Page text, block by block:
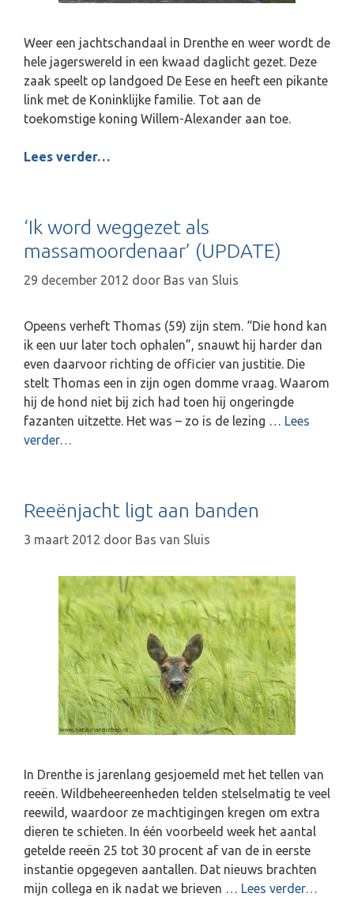
Weer een jachtschandaal in Drenthe en weer wordt de
hele jagerswereld in een kwaad daglicht gezet. Deze
zaak speelt op landgoed De Eese en heeft een pikante
link met de Koninklijke familie. Tot aan de
toekomstige koning Willem-Alexander aan toe.
Lees verder…
j
a
h
s
c
h
a
n
d
r
e
t
h
e
,
m
a
a
r
n
e
t
k
o
n
i
n
‘Ik word weggezet als
massamoordenaar’ (UPDATE)
29 december 2012 door Bas van Sluis
Opeens verheft Thomas (59) zijn stem. “Die hond kan
ik een uur later toch ophalen”, snauwt hij harder dan
even daarvoor richting de officier van justitie. Die
stelt Thomas een in zijn ogen domme vraag. Waarom
hij de hond niet bij zich had toen hij ongeringde
fazanten uitzette. Het was – zo is de lezing … Lees
verder…
Reeënjacht ligt aan banden
3 maart 2012 door Bas van Sluis
In Drenthe is jarenlang gesjoemeld met het tellen van
reeën. Wildbeheereenheden telden stelselmatig te veel
reewild, waardoor ze machtigingen kregen om extra
dieren te schieten. In één voorbeeld week het aantal
getelde reeën 25 tot 30 procent af van de in eerste
instantie opgegeven aantallen. Dat nieuws brachten
mijn collega en ik nadat we brieven … Lees verder…